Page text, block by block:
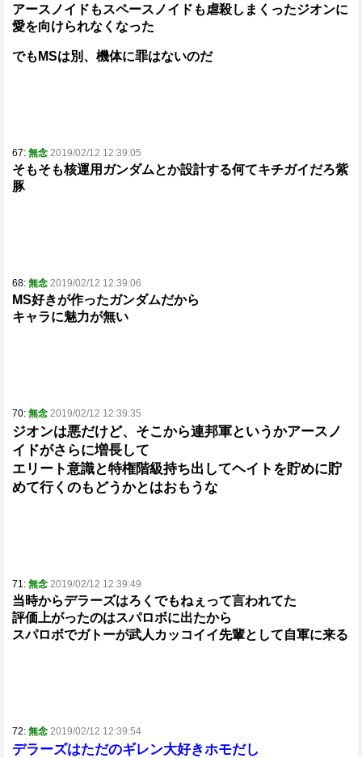
アースノイドもスペースノイドも虐殺しまくったジオンに
愛を向けられなくなった
でもMSは別、機体に罪はないのだ
67: 無念 2019/02/12 12:39:05
そもそも核運用ガンダムとか設計する何てキチガイだろ紫
豚
68: 無念 2019/02/12 12:39:06
MS好きが作ったガンダムだから
キャラに魅力が無い
70: 無念 2019/02/12 12:39:35
ジオンは悪だけど、そこから連邦軍というかアースノ
イドがさらに増長して
エリート意識と特権階級持ち出してヘイトを貯めに貯
めて行くのもどうかとはおもうな
71: 無念 2019/02/12 12:39:49
当時からデラーズはろくでもねぇって言われてた
評価上がったのはスパロボに出たから
スパロボでガトーが武人カッコイイ先輩として自軍に来る
72: 無念 2019/02/12 12:39:54
デラーズはただのギレン大好きホモだし